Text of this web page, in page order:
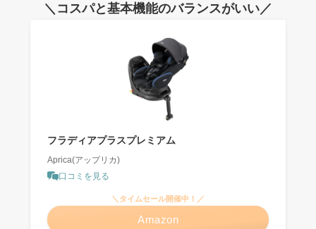
＼コスパと基本機能のバランスがいい／
フラディアプラスプレミアム
Aprica(アップリカ)
口コミを見る
＼タイムセール開催中！／
Amazon